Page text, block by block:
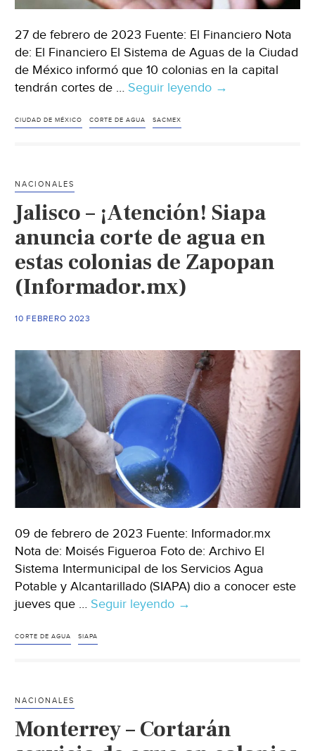
27 de febrero de 2023 Fuente: El Financiero Nota
de: El Financiero El Sistema de Aguas de la Ciudad
de México informó que 10 colonias en la capital
tendrán cortes de … Seguir leyendo CDMX.-
sin
agua:
Estas
son
Financiero)
→
CIUDAD DE MÉXICO CORTE DE AGUA SACMEX
NACIONALES
Jalisco – ¡Atención! Siapa
anuncia corte de agua en
estas colonias de Zapopan
(Informador.mx)
10 FEBRERO 2023
09 de febrero de 2023 Fuente: Informador.mx
Nota de: Moisés Figueroa Foto de: Archivo El
Sistema Intermunicipal de los Servicios Agua
Potable y Alcantarillado (SIAPA) dio a conocer este
jueves que … Seguir leyendo Jalisco
agua
→
CORTE DE AGUA SIAPA
NACIONALES
Monterrey – Cortarán